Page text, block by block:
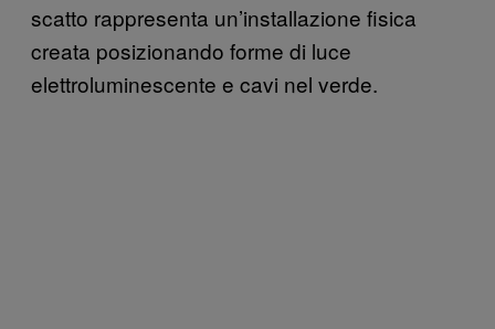
scatto rappresenta un’installazione fisica
creata posizionando forme di luce
elettroluminescente e cavi nel verde.